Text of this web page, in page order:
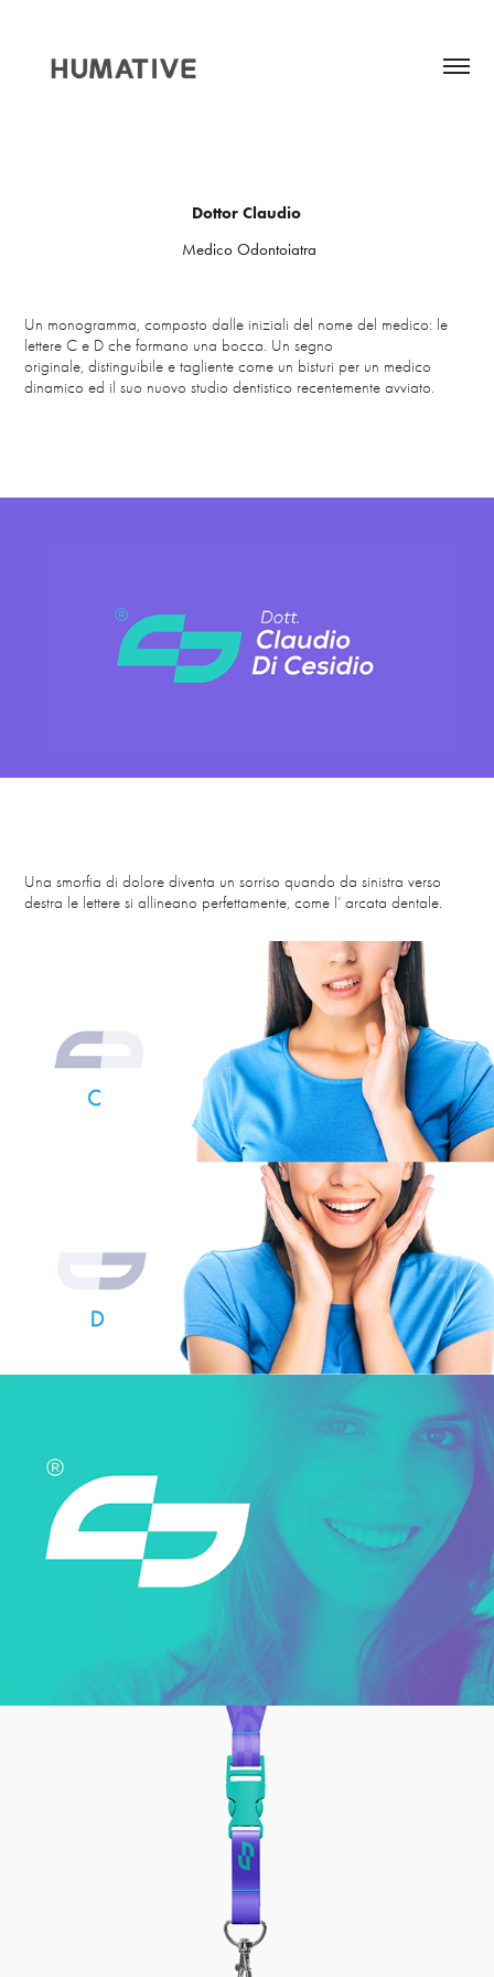
Dottor Claudio
Medico Odontoiatra
Un monogramma, composto dalle iniziali del nome del medico: le
lettere C e D che formano una bocca. Un segno
originale, distinguibile e tagliente come un bisturi per un medico
dinamico ed il suo nuovo studio dentistico recentemente avviato.
Una smorfia di dolore diventa un sorriso quando da sinistra verso
destra le lettere si allineano perfettamente, come l’ arcata dentale.